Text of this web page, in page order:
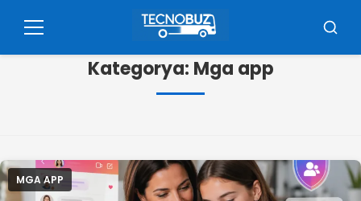
paraMenu
Kategorya: Mga app
MGA APP